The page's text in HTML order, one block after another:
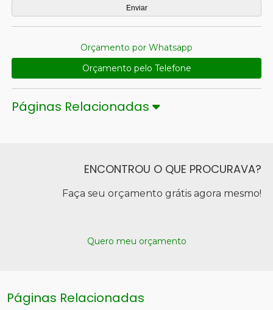
Orçamento por Whatsapp
Orçamento pelo Telefone
Páginas Relacionadas
ENCONTROU O QUE PROCURAVA?
Faça seu orçamento grátis agora mesmo!
Quero meu orçamento
Páginas Relacionadas